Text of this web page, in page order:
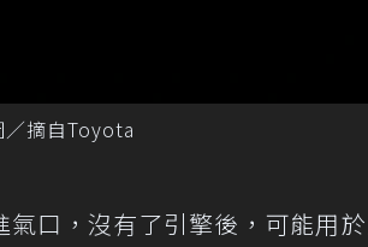
／摘自Toyota
口，沒有了引擎後，可能用